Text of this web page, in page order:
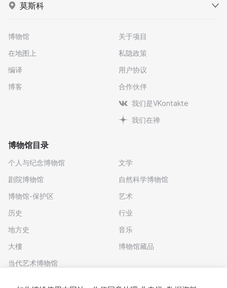
莫斯科
博物馆
在地图上
编译
博客
关于项目
私隐政策
用户协议
合作伙伴
我们是VKontakte
我们在禅
博物馆目录
个人与纪念博物馆
剧院博物馆
博物馆-保护区
历史
地方史
大樓
当代艺术博物馆
文学
自然科学博物馆
艺术
行业
音乐
博物馆藏品